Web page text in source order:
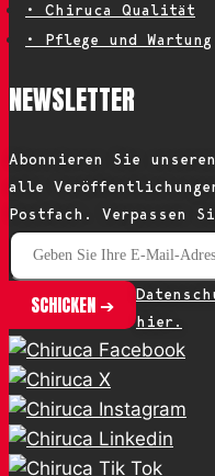
• Chiruca Qualität
• Pflege und Wartung
NEWSLETTER
Abonnieren Sie
alle
Postfach. Verpassen
hier.